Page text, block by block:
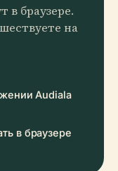
в браузере.
на
Audiala
в браузере